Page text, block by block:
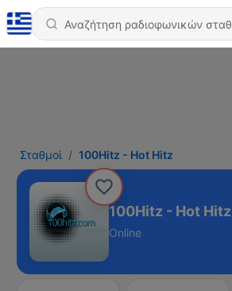
Σταθμοί 100Hitz - Hot Hitz
100Hitz - Hot Hitz
Online